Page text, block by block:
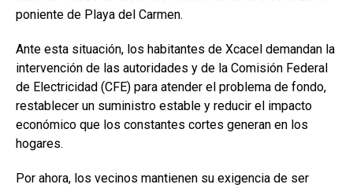
poniente de Playa del Carmen.
Ante esta situación, los habitantes de Xcacel demandan la
intervención de las autoridades y de la Comisión Federal
de Electricidad (CFE) para atender el problema de fondo,
restablecer un suministro estable y reducir el impacto
económico que los constantes cortes generan en los
hogares.
Por ahora, los vecinos mantienen su exigencia de ser